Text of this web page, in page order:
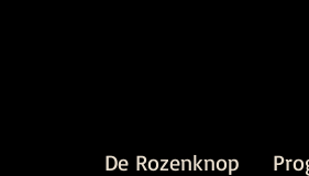
De Rozenknop